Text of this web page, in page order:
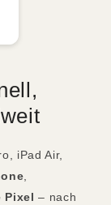
iPad Air,
,
Pixel
– nach